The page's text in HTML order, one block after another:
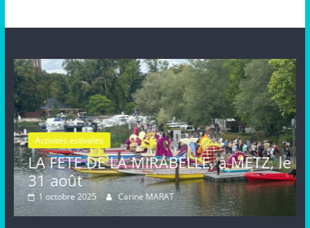
LA MIRABELLE, à METZ, le
Carine MARAT
Activités estivales
FETE de la
août, METZ
16 septembre 2024